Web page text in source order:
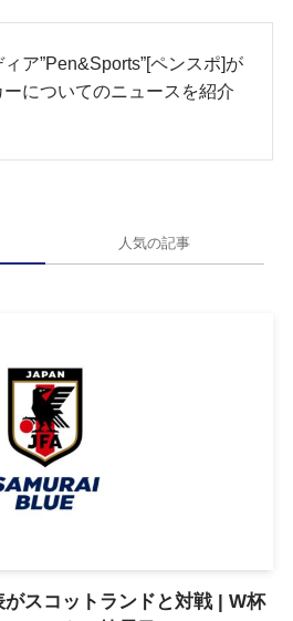
ア”Pen&Sports”[ペンスポ]が
についてのニュースを紹介
人気の記事
がスコットランドと対戦 | W杯